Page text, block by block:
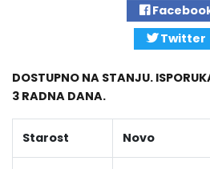
Twitter
DOSTUPNO NA STANJU.
3 RADNA DANA.
Starost Novo